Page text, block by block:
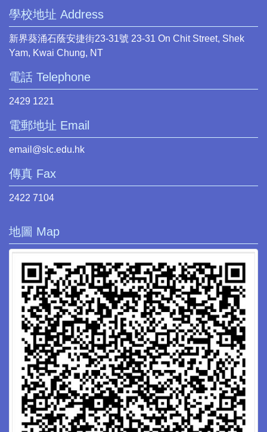
學校地址 Address
新界葵涌石蔭安捷街23-31號 23-31 On Chit Street, Shek
Yam, Kwai Chung, NT
電話 Telephone
2429 1221
電郵地址 Email
email@slc.edu.hk
傳真 Fax
2422 7104
地圖 Map